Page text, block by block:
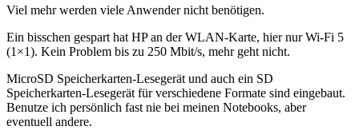
Viel mehr werden viele Anwender nicht benötigen.
Ein bisschen gespart hat HP an der WLAN-Karte, hier nur Wi-Fi 5
(1×1). Kein Problem bis zu 250 Mbit/s, mehr geht nicht.
MicroSD Speicherkarten-Lesegerät und auch ein SD
Speicherkarten-Lesegerät für verschiedene Formate sind eingebaut.
Benutze ich persönlich fast nie bei meinen Notebooks, aber
eventuell andere.